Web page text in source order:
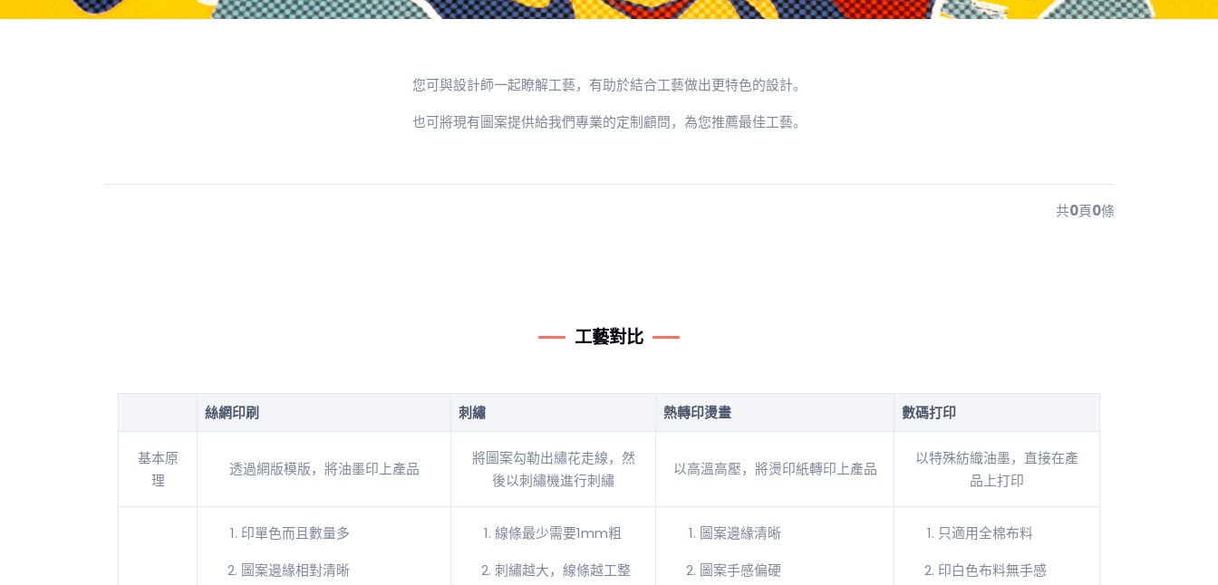
您可與設計師一起瞭解工藝，有助於結合工藝做出更特色的設計。
也可將現有圖案提供給我們專業的定制顧問，為您推薦最佳工藝。
共0頁0條
工藝對比
絲網印刷 刺繡 熱轉印燙畫 數碼打印
基本原
理
透過網版模版，將油墨印上產品
將圖案勾勒出繡花走線，然
後以刺繡機進行刺繡
以高溫高壓，將燙印紙轉印上產品
以特殊紡織油墨，直接在產
品上打印
印單色而且數量多
圖案邊緣相對清晰
線條最少需要1mm粗
刺繡越大，線條越工整
圖案邊緣清晰
圖案手感偏硬
只適用全棉布料
印白色布料無手感